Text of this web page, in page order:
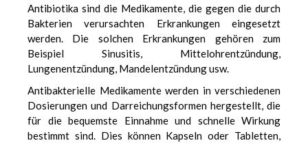
Antibiotika sind die Medikamente, die gegen die durch
Bakterien verursachten Erkrankungen eingesetzt
werden. Die solchen Erkrankungen gehören zum
Beispiel Sinusitis, Mittelohrentzündung,
Lungenentzündung, Mandelentzündung usw.
Antibakterielle Medikamente werden in verschiedenen
Dosierungen und Darreichungsformen hergestellt, die
für die bequemste Einnahme und schnelle Wirkung
bestimmt sind. Dies können Kapseln oder Tabletten,